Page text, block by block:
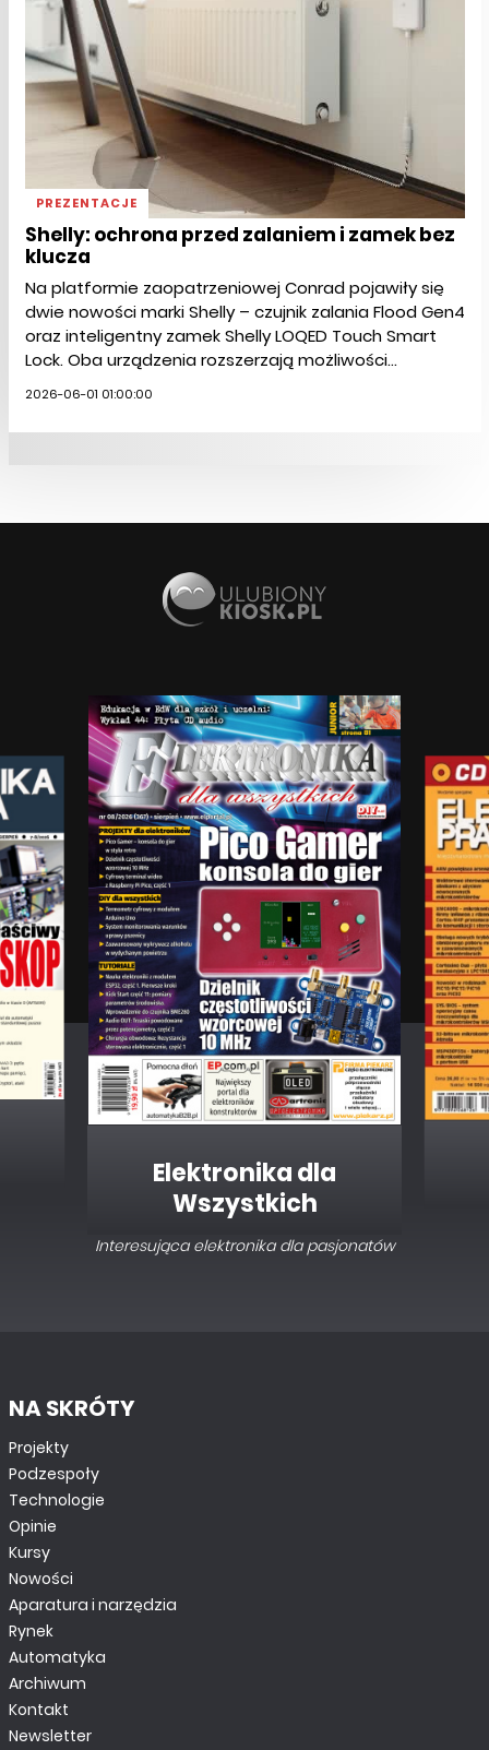
PREZENTACJE
Shelly: ochrona przed zalaniem i zamek bez
klucza
Na platformie zaopatrzeniowej Conrad pojawiły się
dwie nowości marki Shelly – czujnik zalania Flood Gen4
oraz inteligentny zamek Shelly LOQED Touch Smart
Lock. Oba urządzenia rozszerzają możliwości...
2026-06-01 01:00:00
Elektronika dla
Wszystkich
Interesująca elektronika dla pasjonatów
NA SKRÓTY
Projekty
Podzespoły
Technologie
Opinie
Kursy
Nowości
Aparatura i narzędzia
Rynek
Automatyka
Archiwum
Kontakt
Newsletter